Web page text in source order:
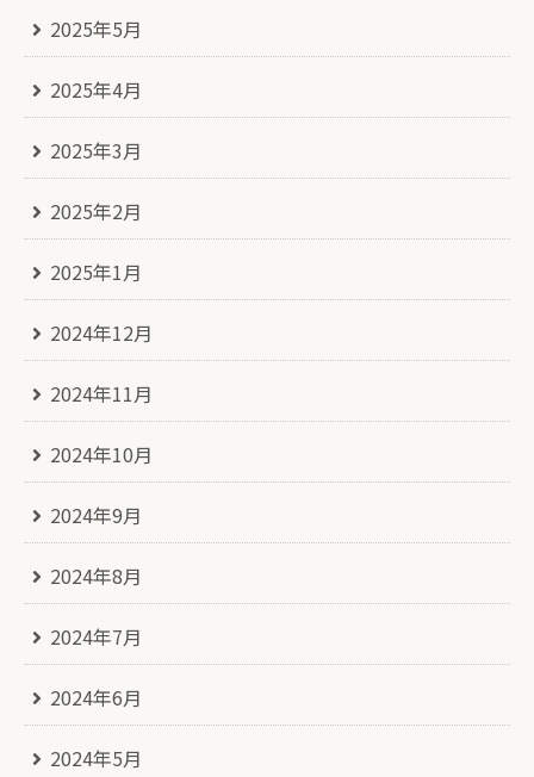
2025年5月
2025年4月
2025年3月
2025年2月
2025年1月
2024年12月
2024年11月
2024年10月
2024年9月
2024年8月
2024年7月
2024年6月
2024年5月